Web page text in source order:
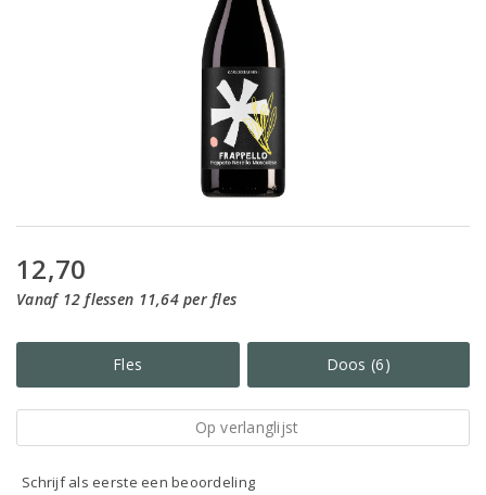
12,70
Vanaf 12 flessen 11,64 per fles
Fles Doos (6)
Op verlanglijst
Schrijf als eerste een beoordeling